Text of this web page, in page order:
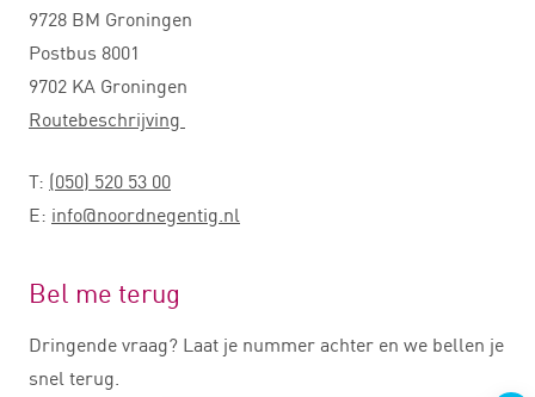
9728 BM Groningen
Postbus 8001
9702 KA Groningen
Routebeschrijving
T: (050) 520 53 00
E: info@noordnegentig.nl
Bel me terug
Dringende vraag? Laat je nummer achter en we bellen je
snel terug.